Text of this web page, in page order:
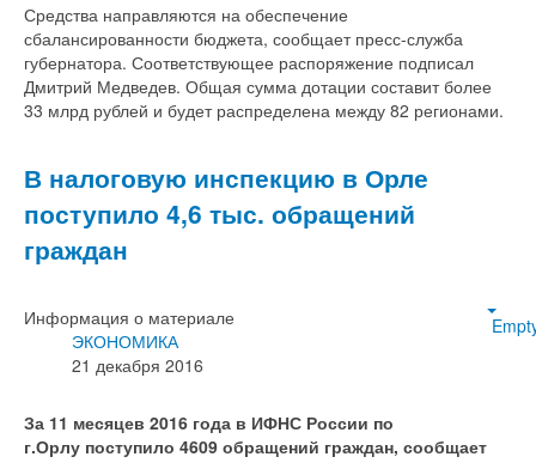
Средства направляются на обеспечение
сбалансированности бюджета, сообщает пресс-служба
губернатора. Соответствующее распоряжение подписал
Дмитрий Медведев. Общая сумма дотации составит более
33 млрд рублей и будет распределена между 82 регионами.
В налоговую инспекцию в Орле
поступило 4,6 тыс. обращений
граждан
Информация о материале
ЭКОНОМИКА
21 декабря 2016
За 11 месяцев 2016 года в ИФНС России по
г.Орлу поступило 4609 обращений граждан, сообщает